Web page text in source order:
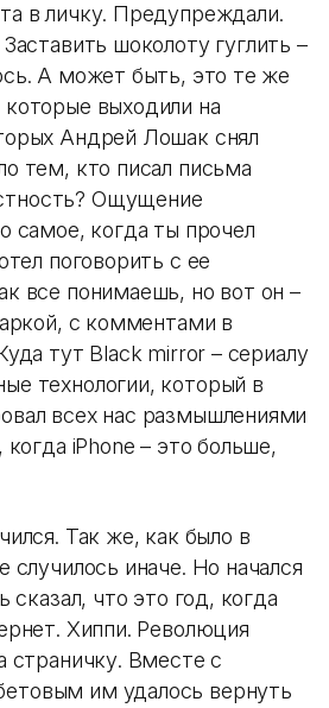
в личку. Предупреждали.
шоколоту гуглить –
А может быть, это те же
выходили на
Андрей Лошак снял
тем, кто писал письма
Ощущение
самое, когда ты прочел
поговорить с ее
все понимаешь, но вот он –
с комментами в
тут Black mirror – сериалу
технологии, который в
всех нас размышлениями
iPhone – это больше,
Так же, как было в
случилось иначе. Но начался
сказал, что это год, когда
Хиппи. Революция
страничку. Вместе с
им удалось вернуть